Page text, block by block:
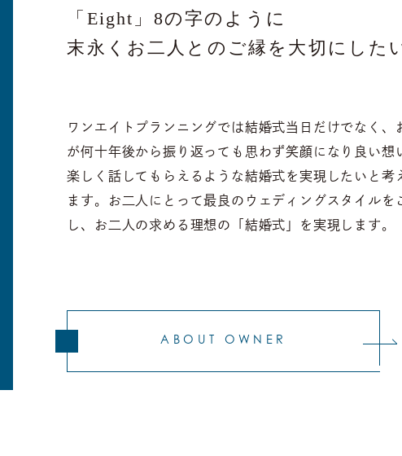
「Eight」8の字のように
末永くお二人とのご縁を大切にした
ワンエイトプランニングでは結婚式当日だけでなく、
が何十年後から振り返っても思わず笑顔になり良い想
楽しく話してもらえるような結婚式を実現したいと考
ます。お二人にとって最良のウェディングスタイルを
し、お二人の求める理想の「結婚式」を実現します。
ABOUT OWNER